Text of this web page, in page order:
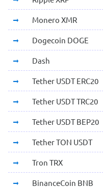
Monero XMR
Dogecoin DOGE
Dash
Tether USDT ERC20
Tether USDT TRC20
Tether USDT BEP20
Tether TON USDT
Tron TRX
BinanceCoin BNB